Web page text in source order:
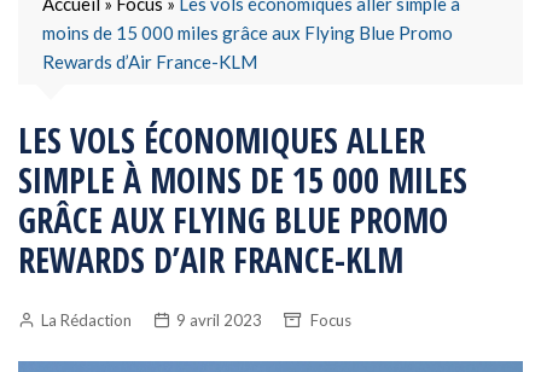
moins de 15 000 miles grâce aux Flying Blue Promo
Rewards d’Air France-KLM
LES VOLS ÉCONOMIQUES ALLER
SIMPLE À MOINS DE 15 000 MILES
GRÂCE AUX FLYING BLUE PROMO
REWARDS D’AIR FRANCE-KLM
La Rédaction 9 avril 2023 Focus